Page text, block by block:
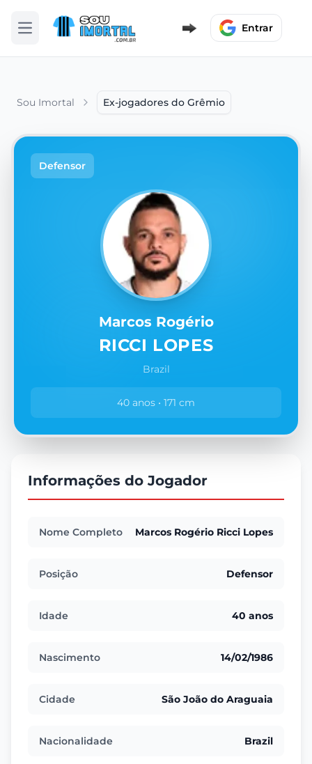
Abrir menu Entrar
Sou Imortal Ex-jogadores do Grêmio
Defensor
Marcos Rogério
RICCI LOPES
Brazil
40 anos • 171 cm
Informações do Jogador
Nome Completo Marcos Rogério Ricci Lopes
Posição Defensor
Idade 40 anos
Nascimento 14/02/1986
Cidade São João do Araguaia
Nacionalidade Brazil